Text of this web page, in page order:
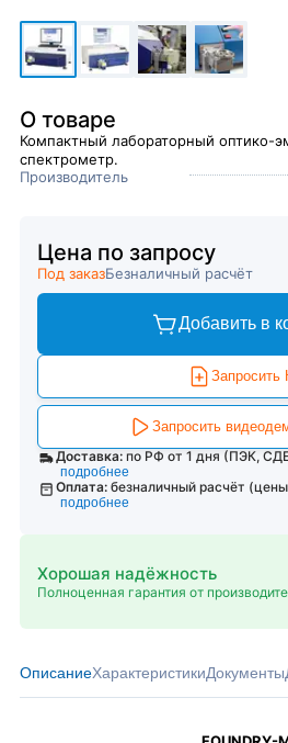
О товаре
Компактный лабораторный оптико-
спектрометр.
Производитель
Цена по запросу
Под заказБезналичный расчёт
Добавить в
Запросить
Запросить
Доставка: по РФ от 1 дня (ПЭК,
подробнее
Оплата: безналичный расчёт
подробнее
Хорошая надёжность
Полноценная гарантия от
ОписаниеХарактеристикиДокументы